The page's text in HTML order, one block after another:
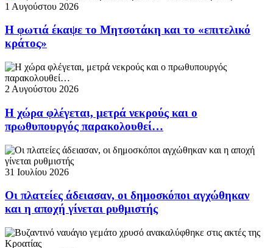
1 Αυγούστου 2026
Η φωτιά έκαψε το Μητσοτάκη και το «επιτελικό
κράτος»
2 Αυγούστου 2026
Η χώρα φλέγεται, μετρά νεκρούς και ο
πρωθυπουργός παρακολουθεί…
31 Ιουλίου 2026
Οι πλατείες άδειασαν, οι δημοσκόποι αγχώθηκαν
και η αποχή γίνεται ρυθμιστής